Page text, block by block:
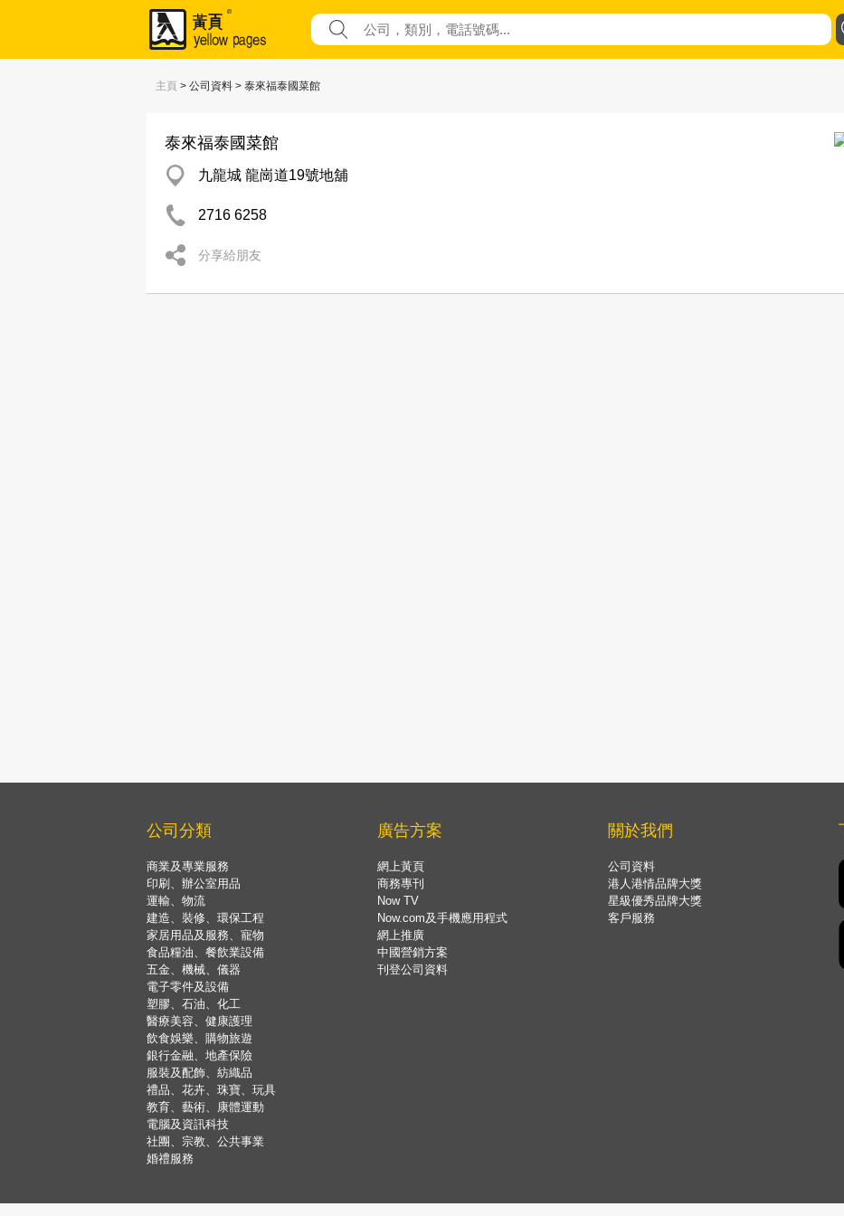
主頁 > 公司資料 > 泰來福泰國菜館
泰來福泰國菜館
九龍城 龍崗道19號地舖
2716 6258
分享給朋友
公司分類
商業及專業服務
印刷、辦公室用品
運輸、物流
建造、裝修、環保工程
家居用品及服務、寵物
食品糧油、餐飲業設備
五金、機械、儀器
電子零件及設備
塑膠、石油、化工
醫療美容、健康護理
飲食娛樂、購物旅遊
銀行金融、地產保險
服裝及配飾、紡織品
禮品、花卉、珠寶、玩具
教育、藝術、康體運動
電腦及資訊科技
社團、宗教、公共事業
婚禮服務
廣告方案
網上黃頁
商務專刊
Now TV
Now.com及手機應用程式
網上推廣
中國營銷方案
刊登公司資料
關於我們
公司資料
港人港情品牌大獎
星級優秀品牌大獎
客戶服務